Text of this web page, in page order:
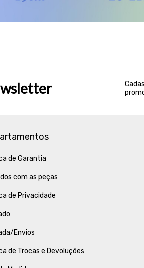
de Garantia
com as peças
de Privacidade
Envios
de Trocas e Devoluções